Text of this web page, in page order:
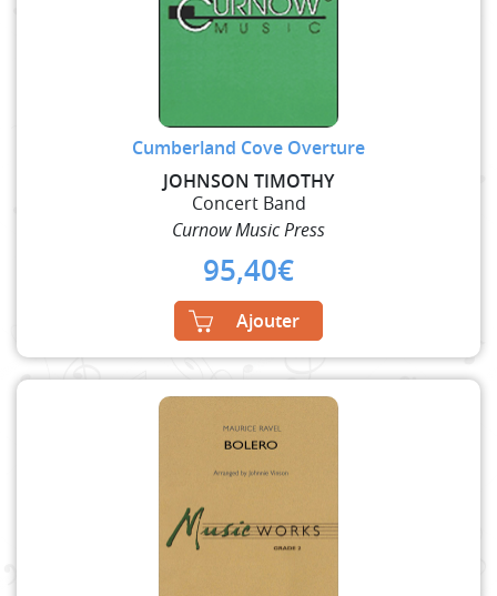
Cumberland Cove Overture
JOHNSON TIMOTHY
Concert Band
Curnow Music Press
95,40€
Ajouter